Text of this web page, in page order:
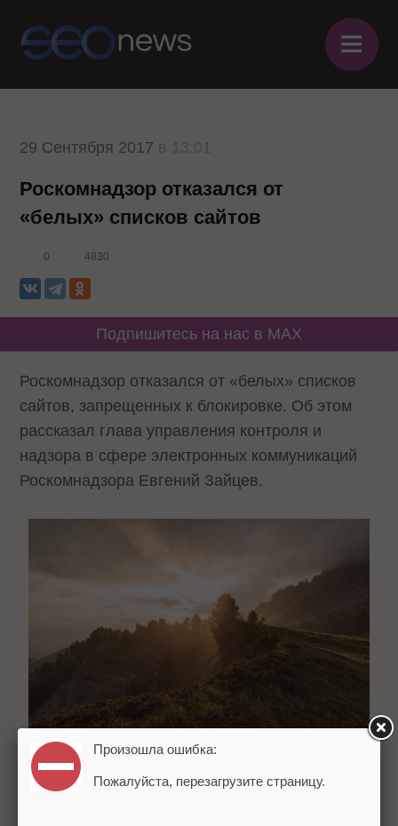
≡
29 Сентября 2017
Роскомнадзор отказался от
«белых» списков сайтов
0 4830
Подпишитесь на нас в MAX
Роскомнадзор отказался от «белых» списков
сайтов, запрещенных к блокировке. Об этом
рассказал глава управления контроля и
надзора в сфере электронных коммуникаций
Роскомнадзора Евгений Зайцев.
По его словам, ведомство нашло новый способ
Произошла ошибка:
Пожалуйста, перезагрузите страницу.